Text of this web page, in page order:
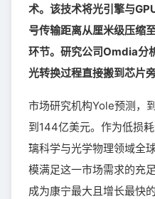
术。该技术将光引擎与
号传输距离从厘米级压缩
环节。研究公司Omdia分
光转换过程直接搬到芯片
市场研究机构Yole预测，
到144亿美元。作为低损
璃科学与光学物理领域全
模满足这一市场需求的充
成为康宁最大且增长最快